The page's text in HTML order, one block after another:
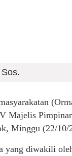
Majelis
Minggu (22/10/
yang diwakili